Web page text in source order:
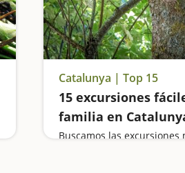
Catalunya | Top 15
15 excursiones
familia en